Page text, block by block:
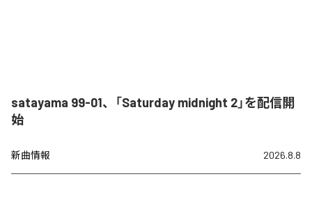
satayama 99-01、「Saturday midnight 2」を配信開
始
新曲情報 2026.8.8